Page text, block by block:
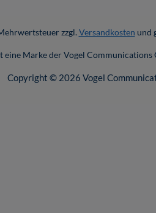
zzgl. Versandkosten und
Marke der Vogel Communications
Copyright © 2026 Vogel